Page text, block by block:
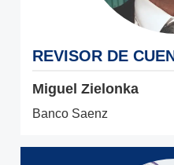
REVISOR DE
Miguel Zielonka
Banco Saenz